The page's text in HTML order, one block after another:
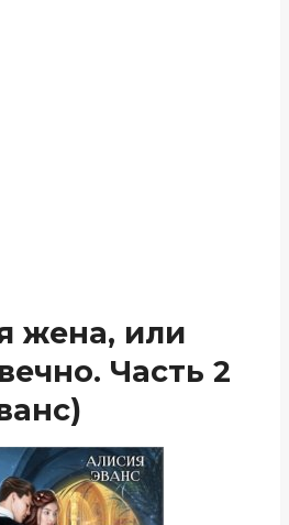
жена, или
Часть 2